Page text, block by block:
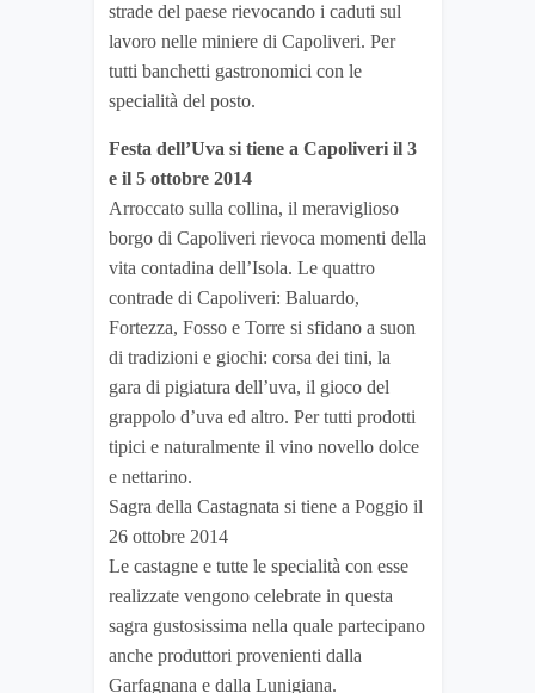
strade del paese rievocando i caduti sul
lavoro nelle miniere di Capoliveri. Per
tutti banchetti gastronomici con le
specialità del posto.
Festa dell’Uva si tiene a Capoliveri il 3
e il 5 ottobre 2014
Arroccato sulla collina, il meraviglioso
borgo di Capoliveri rievoca momenti della
vita contadina dell’Isola. Le quattro
contrade di Capoliveri: Baluardo,
Fortezza, Fosso e Torre si sfidano a suon
di tradizioni e giochi: corsa dei tini, la
gara di pigiatura dell’uva, il gioco del
grappolo d’uva ed altro. Per tutti prodotti
tipici e naturalmente il vino novello dolce
e nettarino.
Sagra della Castagnata si tiene a Poggio il
26 ottobre 2014
Le castagne e tutte le specialità con esse
realizzate vengono celebrate in questa
sagra gustosissima nella quale partecipano
anche produttori provenienti dalla
Garfagnana e dalla Lunigiana.